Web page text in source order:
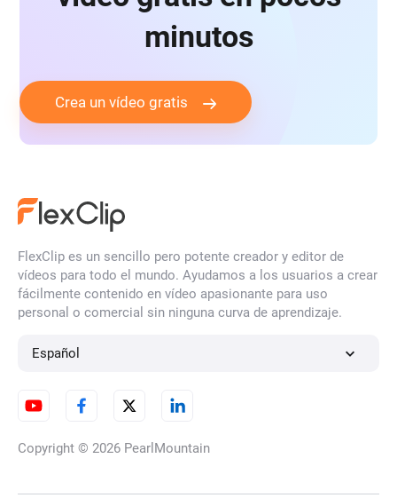
minutos
Crea un vídeo gratis
FlexClip es un sencillo pero potente creador y editor de
vídeos para todo el mundo. Ayudamos a los usuarios a crear
fácilmente contenido en vídeo apasionante para uso
personal o comercial sin ninguna curva de aprendizaje.
Español
Copyright © 2026 PearlMountain